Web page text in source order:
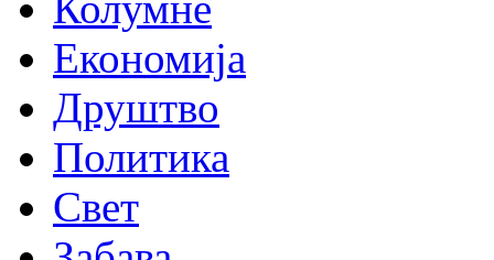
Економија
Друштво
Политика
Свет